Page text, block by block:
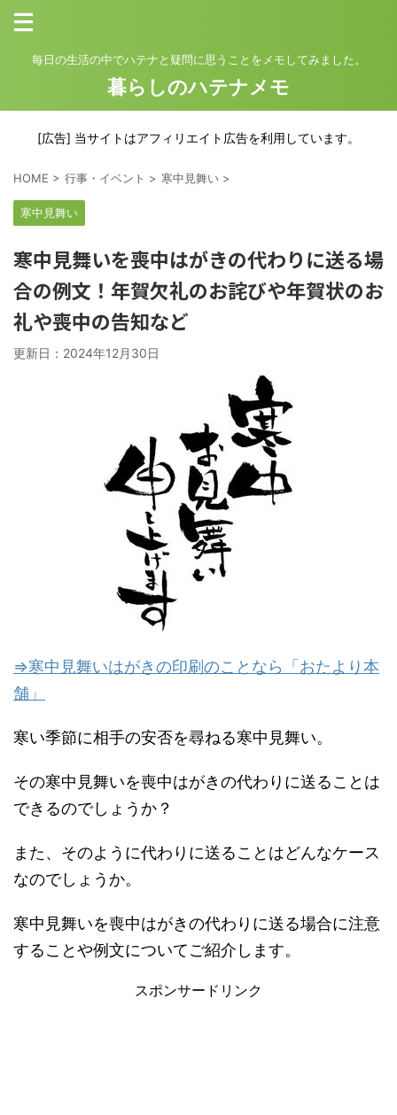
毎日の生活の中でハテナと疑問に思うことをメモしてみました。
暮らしのハテナメモ
[広告] 当サイトはアフィリエイト広告を利用しています。
HOME > 行事・イベント > 寒中見舞い >
寒中見舞い
寒中見舞いを喪中はがきの代わりに送る場
合の例文！年賀欠礼のお詫びや年賀状のお
礼や喪中の告知など
更新日： 2024年12月30日
⇒寒中見舞いはがきの印刷のことなら「おたより本
舗」
寒い季節に相手の安否を尋ねる寒中見舞い。
その寒中見舞いを喪中はがきの代わりに送ることは
できるのでしょうか？
また、そのように代わりに送ることはどんなケース
なのでしょうか。
寒中見舞いを喪中はがきの代わりに送る場合に注意
することや例文についてご紹介します。
スポンサードリンク